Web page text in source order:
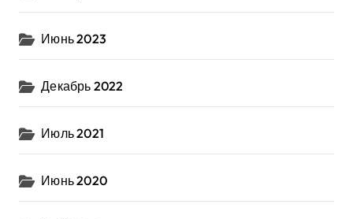
Июнь 2023
Декабрь 2022
Июль 2021
Июнь 2020